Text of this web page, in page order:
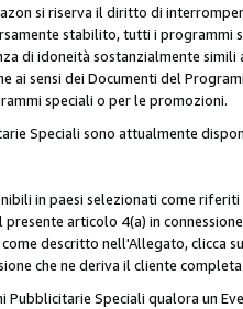
si riserva il diritto di
stabilito, tutti i
di idoneità sostanzialmente
ai sensi dei Documenti del
speciali o per le promozioni.
Speciali sono attualmente
in paesi selezionati come
articolo 4(a) in
descritto nell'Allegato, clicca
che ne deriva il cliente
Pubblicitarie Speciali qualora un